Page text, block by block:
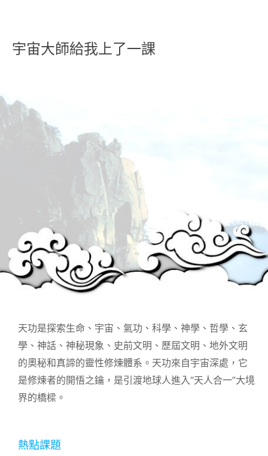
宇宙大師給我上了一課
天功是探索生命、宇宙、氣功、科學、神學、哲學、玄
學、神話、神秘現象、史前文明、歷屆文明、地外文明
的奧秘和真諦的靈性修煉體系。天功來自宇宙深處，它
是修煉者的開悟之鑰，是引渡地球人進入“天人合一”大境
界的橋樑。
熱點課題